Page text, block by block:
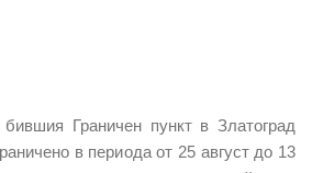
Граничен пункт в Златоград
в периода от 25 август до 13